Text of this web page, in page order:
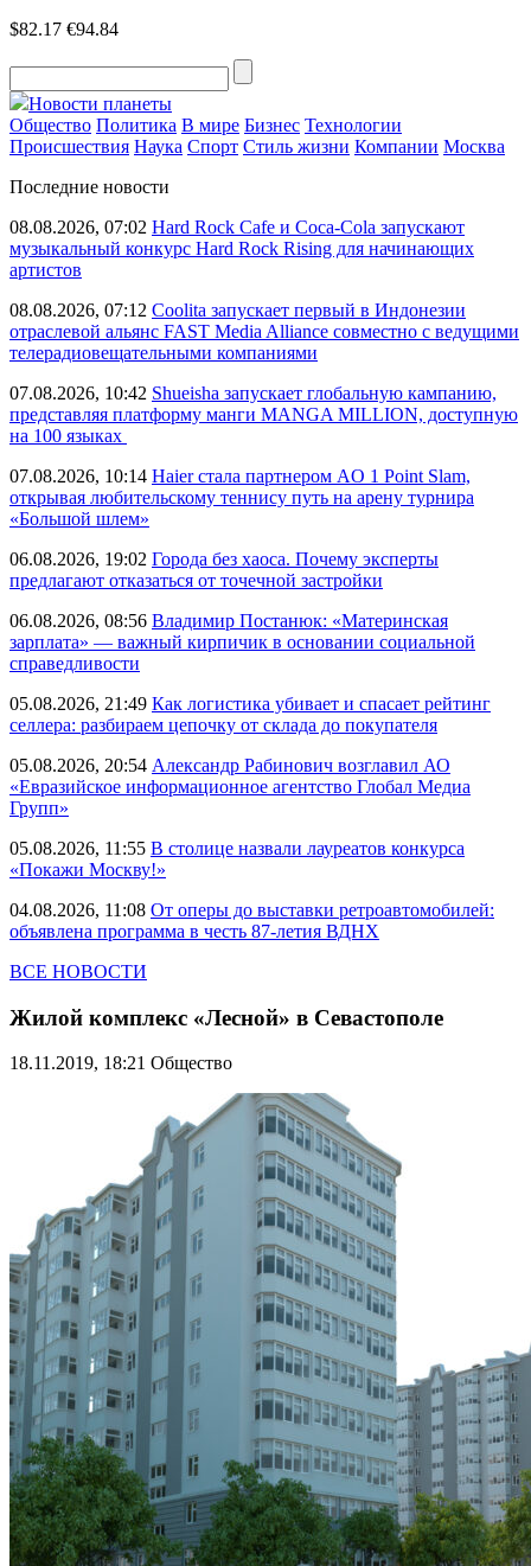
$82.17 €94.84
Новости планеты
Общество Политика В мире Бизнес Технологии
Происшествия Наука Спорт Стиль жизни Компании Москва
Последние новости
08.08.2026, 07:02 Hard Rock Cafe и Coca-Cola запускают
музыкальный конкурс Hard Rock Rising для начинающих
артистов
08.08.2026, 07:12 Coolita запускает первый в Индонезии
отраслевой альянс FAST Media Alliance совместно с ведущими
телерадиовещательными компаниями
07.08.2026, 10:42 Shueisha запускает глобальную кампанию,
представляя платформу манги MANGA MILLION, доступную
на 100 языках
07.08.2026, 10:14 Haier стала партнером AO 1 Point Slam,
открывая любительскому теннису путь на арену турнира
«Большой шлем»
06.08.2026, 19:02 Города без хаоса. Почему эксперты
предлагают отказаться от точечной застройки
06.08.2026, 08:56 Владимир Постанюк: «Материнская
зарплата» — важный кирпичик в основании социальной
справедливости
05.08.2026, 21:49 Как логистика убивает и спасает рейтинг
селлера: разбираем цепочку от склада до покупателя
05.08.2026, 20:54 Александр Рабинович возглавил АО
«Евразийское информационное агентство Глобал Медиа
Групп»
05.08.2026, 11:55 В столице назвали лауреатов конкурса
«Покажи Москву!»
04.08.2026, 11:08 От оперы до выставки ретроавтомобилей:
объявлена программа в честь 87-летия ВДНХ
ВСЕ НОВОСТИ
Жилой комплекс «Лесной» в Севастополе
18.11.2019, 18:21 Общество